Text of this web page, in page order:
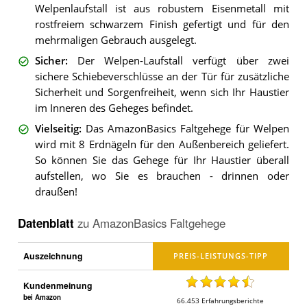
Welpenlaufstall ist aus robustem Eisenmetall mit
rostfreiem schwarzem Finish gefertigt und für den
mehrmaligen Gebrauch ausgelegt.
Sicher: Der Welpen-Laufstall verfügt über zwei
sichere Schiebeverschlüsse an der Tür für zusätzliche
Sicherheit und Sorgenfreiheit, wenn sich Ihr Haustier
im Inneren des Geheges befindet.
Vielseitig: Das AmazonBasics Faltgehege für Welpen
wird mit 8 Erdnägeln für den Außenbereich geliefert.
So können Sie das Gehege für Ihr Haustier überall
aufstellen, wo Sie es brauchen - drinnen oder
draußen!
Datenblatt zu AmazonBasics Faltgehege
Auszeichnung
Kundenmeinung
bei Amazon 66.453 Erfahrungsberichte